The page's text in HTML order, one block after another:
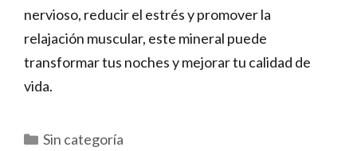
nervioso, reducir el estrés y promover la
relajación muscular, este mineral puede
transformar tus noches y mejorar tu calidad de
vida.
Categorías
Sin categoría